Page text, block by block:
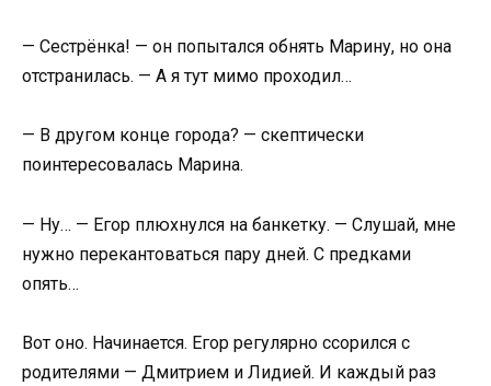
— Сестрёнка! — он попытался обнять Марину, но она
отстранилась. — А я тут мимо проходил…
— В другом конце города? — скептически
поинтересовалась Марина.
— Ну… — Егор плюхнулся на банкетку. — Слушай, мне
нужно перекантоваться пару дней. С предками
опять…
Вот оно. Начинается. Егор регулярно ссорился с
родителями — Дмитрием и Лидией. И каждый раз